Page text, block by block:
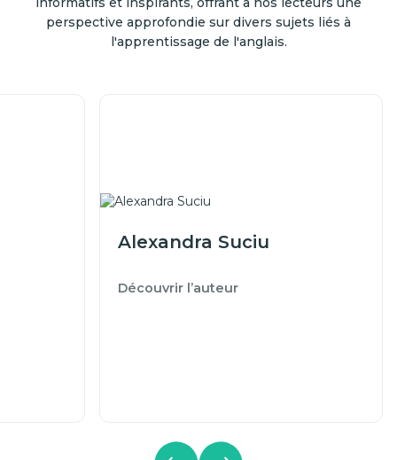
perspective approfondie sur divers sujets liés à
l'apprentissage de l'anglais.
Alexandra Suciu
Découvrir l’auteur